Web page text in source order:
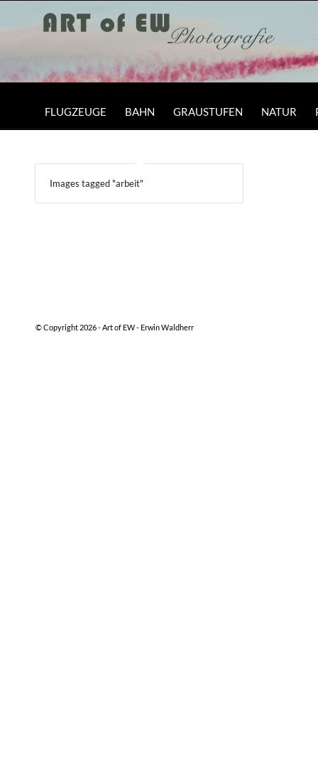
FLUGZEUGE BAHN GRAUSTUFEN NATUR
Images tagged "arbeit"
© Copyright 2026 -Art of EW - Erwin Waldherr